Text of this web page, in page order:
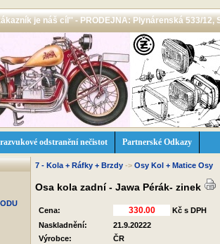
je náš cíl'' - PRODEJNA: Plynárenská 533/12,
odstranění nečistot Partnerské Odkazy
7 - Kola + Ráfky + Brzdy -> Osy Kol + Matice Osy
Osa kola zadní - Jawa Pérák- zinek
Cena:
Kč s DPH
Naskladnění:
21.9.20222
Výrobce:
ČR